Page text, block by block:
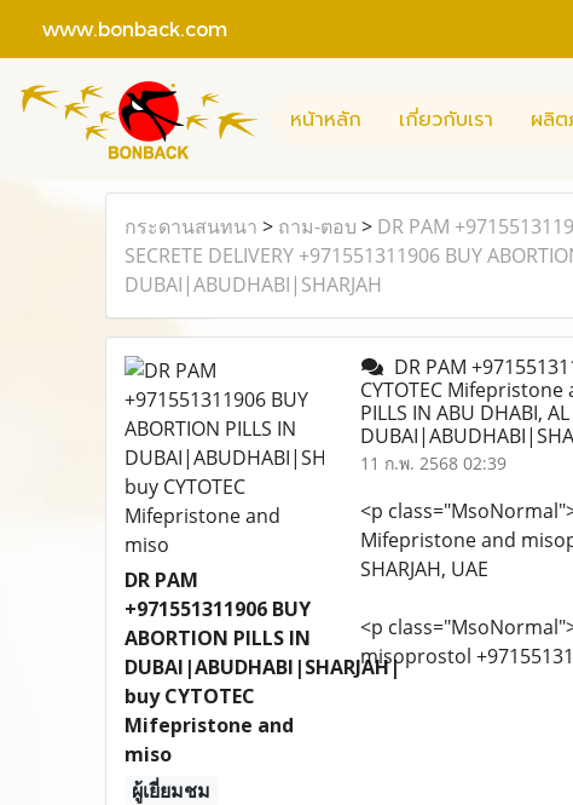
www.bonback.com
หน้าหลัก เกี่ยวกับเรา ผลิ
กระดานสนทนา > ถาม-ตอบ > DR PAM
SECRETE DELIVERY +971551311906 BUY
DUBAI|ABUDHABI|SHARJAH
DR PAM
+971551311906 BUY
ABORTION PILLS IN
DUBAI|ABUDHABI|SHARJAH|
buy CYTOTEC
Mifepristone and
miso
ผู้เยี่ยมชม
DR PAM
CYTOTEC Mifepristone
PILLS IN ABU DHABI,
11 ก.พ. 2568 02:39
<p
Mifepristone and
SHARJAH, UAE
<p
misoprostol